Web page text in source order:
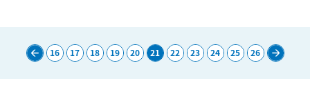
16 17 18 19 20 21 22 23 24 25
26